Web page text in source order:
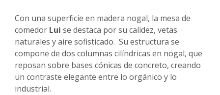
Con una superficie en madera nogal, la mesa de
comedor Lui se destaca por su calidez, vetas
naturales y aire sofisticado. Su estructura se
compone de dos columnas cilíndricas en nogal, que
reposan sobre bases cónicas de concreto, creando
un contraste elegante entre lo orgánico y lo
industrial.